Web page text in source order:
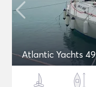
Atlantic Yachts 49